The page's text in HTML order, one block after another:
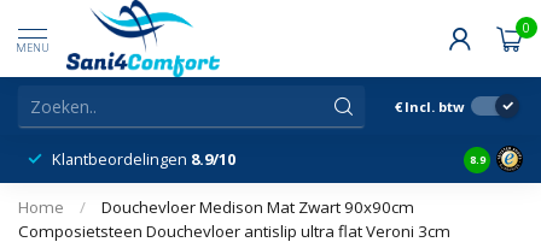
MENU
0
€ Incl. btw
Klantbeordelingen 8.9/10 8.9
Home /
Douchevloer Medison Mat Zwart 90x90cm
Composietsteen Douchevloer antislip ultra flat Veroni 3cm